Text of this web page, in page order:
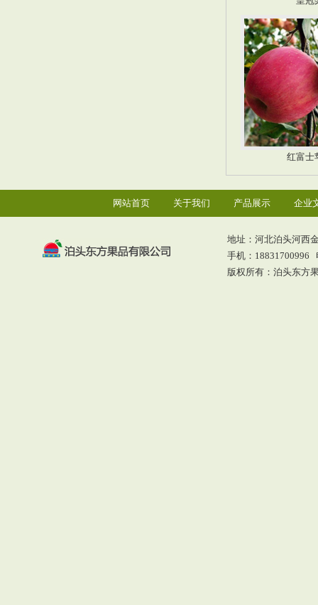
红富士
网站首页 关于我们 产品展示 企业
地址：河北泊头河西
手机：18831700996
版权所有：泊头东